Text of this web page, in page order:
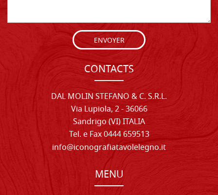
ENVOYER
CONTACTS
DAL MOLIN STEFANO & C. S.R.L.
Via Lupiola, 2 - 36066
Sandrigo (VI) ITALIA
Tel. e Fax 0444 659513
info@iconografiatavolelegno.it
MENU